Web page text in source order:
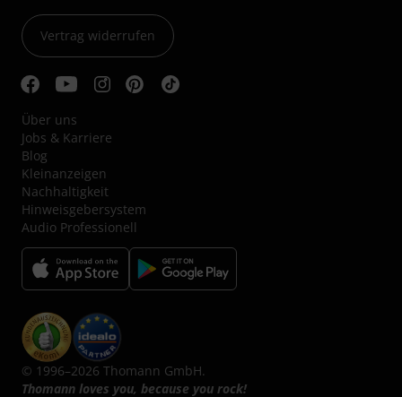
Vertrag widerrufen
Über uns
Jobs & Karriere
Blog
Kleinanzeigen
Nachhaltigkeit
Hinweisgebersystem
Audio Professionell
© 1996–2026 Thomann GmbH.
Thomann loves you, because you rock!